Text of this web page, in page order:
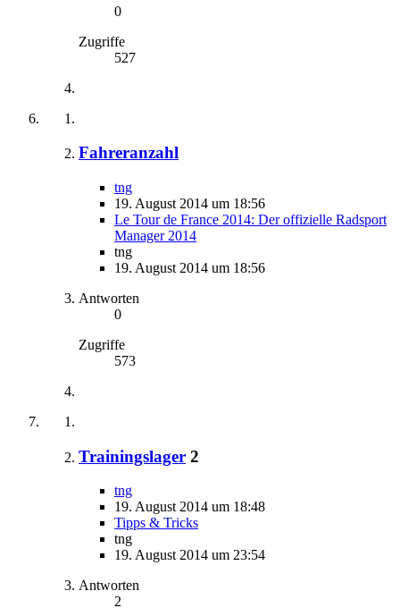
0
Zugriffe
527
Fahreranzahl
tng
19. August 2014 um 18:56
Le Tour de France 2014: Der offizielle Radsport
Manager 2014
tng
19. August 2014 um 18:56
Antworten
0
Zugriffe
573
Trainingslager 2
tng
19. August 2014 um 18:48
Tipps & Tricks
tng
19. August 2014 um 23:54
Antworten
2